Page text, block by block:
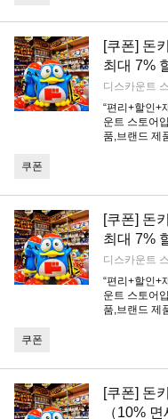
[쿠폰] 돈
최대 7%
디스카운트
“편리+할인+
운트 스토어
품,브랜드 제
쿠폰
[쿠폰] 돈
최대 7%
디스카운트
“편리+할인+
운트 스토어
품,브랜드 제
쿠폰
[쿠폰] 돈
（10%